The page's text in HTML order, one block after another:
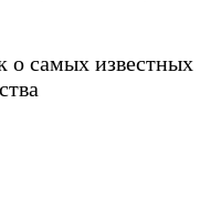
о самых известных